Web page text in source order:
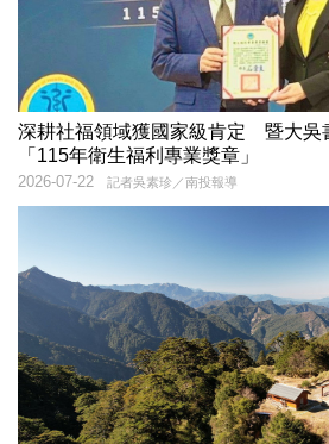
深耕社福領域獲國家級肯定 暨大吳
「115年衛生福利專業獎章」
記者吳素珍／南投報導
2026-07-22